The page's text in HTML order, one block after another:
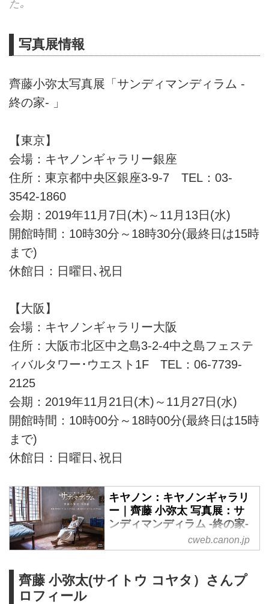
た｡
写真展情報
齊藤小弥太写真展「サンディマンディラム ‐
終の家‐ 」
【東京】
会場：キヤノンギャラリー銀座
住所：東京都中央区銀座3-9-7 TEL：03-
3542-1860
会期：2019年11月7日(木)～11月13日(水)
開館時間：10時30分～18時30分(最終日は15時
まで)
休館日：日曜日､祝日
【大阪】
会場：キヤノンギャラリー大阪
住所：大阪市北区中之島3-2-4中之島フェステ
ィバルタワー･ウエスト1F TEL：06-7739-
2125
会期：2019年11月21日(木)～11月27日(水)
開館時間：10時00分～18時00分(最終日は15時
まで)
休館日：日曜日､祝日
キヤノン：キヤノンギャラリ
ー｜齊藤 小弥太 写真展：サ
ンディマンディラム ‐終の家‐
キヤノンギャラリーで開催する
マンディラム ‐終の家‐」の詳細を
ご紹介しているページです。
cweb.canon.jp
齊藤 小弥太(サイトウ コヤタ）さんプ
ロフィール